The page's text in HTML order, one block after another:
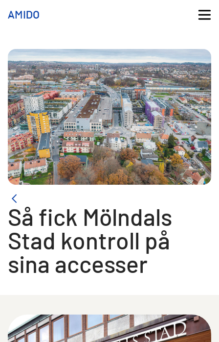
Så fick Mölndals
Stad kontroll på
sina accesser